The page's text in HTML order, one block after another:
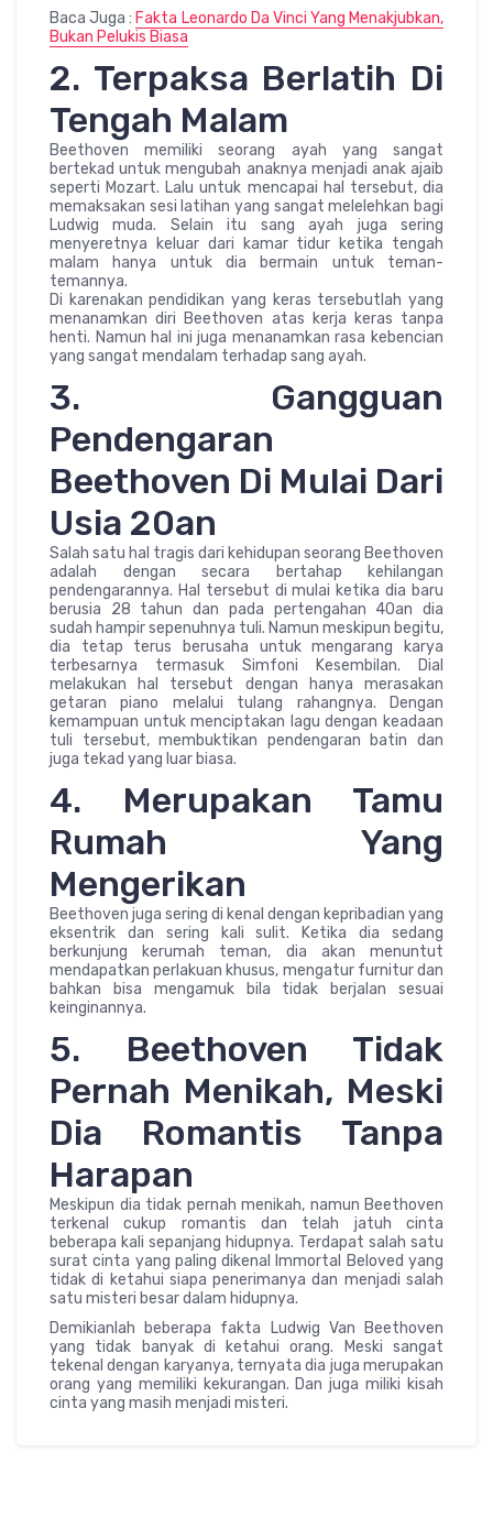
Baca Juga : Fakta Leonardo Da Vinci Yang Menakjubkan,
Bukan Pelukis Biasa
2. Terpaksa Berlatih Di
Tengah Malam
Beethoven memiliki seorang ayah yang sangat
bertekad untuk mengubah anaknya menjadi anak ajaib
seperti Mozart. Lalu untuk mencapai hal tersebut, dia
memaksakan sesi latihan yang sangat melelehkan bagi
Ludwig muda. Selain itu sang ayah juga sering
menyeretnya keluar dari kamar tidur ketika tengah
malam hanya untuk dia bermain untuk teman-
temannya.
Di karenakan pendidikan yang keras tersebutlah yang
menanamkan diri Beethoven atas kerja keras tanpa
henti. Namun hal ini juga menanamkan rasa kebencian
yang sangat mendalam terhadap sang ayah.
3. Gangguan
Pendengaran
Beethoven Di Mulai Dari
Usia 20an
Salah satu hal tragis dari kehidupan seorang Beethoven
adalah dengan secara bertahap kehilangan
pendengarannya. Hal tersebut di mulai ketika dia baru
berusia 28 tahun dan pada pertengahan 40an dia
sudah hampir sepenuhnya tuli. Namun meskipun begitu,
dia tetap terus berusaha untuk mengarang karya
terbesarnya termasuk Simfoni Kesembilan. Dial
melakukan hal tersebut dengan hanya merasakan
getaran piano melalui tulang rahangnya. Dengan
kemampuan untuk menciptakan lagu dengan keadaan
tuli tersebut, membuktikan pendengaran batin dan
juga tekad yang luar biasa.
4. Merupakan Tamu
Rumah Yang
Mengerikan
Beethoven juga sering di kenal dengan kepribadian yang
eksentrik dan sering kali sulit. Ketika dia sedang
berkunjung kerumah teman, dia akan menuntut
mendapatkan perlakuan khusus, mengatur furnitur dan
bahkan bisa mengamuk bila tidak berjalan sesuai
keinginannya.
5. Beethoven Tidak
Pernah Menikah, Meski
Dia Romantis Tanpa
Harapan
Meskipun dia tidak pernah menikah, namun Beethoven
terkenal cukup romantis dan telah jatuh cinta
beberapa kali sepanjang hidupnya. Terdapat salah satu
surat cinta yang paling dikenal Immortal Beloved yang
tidak di ketahui siapa penerimanya dan menjadi salah
satu misteri besar dalam hidupnya.
Demikianlah beberapa fakta Ludwig Van Beethoven
yang tidak banyak di ketahui orang. Meski sangat
tekenal dengan karyanya, ternyata dia juga merupakan
orang yang memiliki kekurangan. Dan juga miliki kisah
cinta yang masih menjadi misteri.